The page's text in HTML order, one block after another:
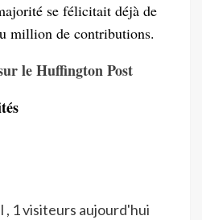
se félicitait déjà de
million de contributions.
le Huffington Post
, 1 visiteurs aujourd'hui